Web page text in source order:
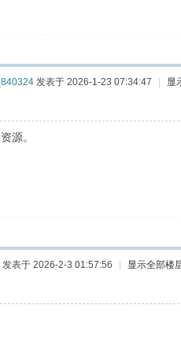
发表于 2026-1-23 07:34:47 显
源。
发表于 2026-2-3 01:57:56 显示全部楼